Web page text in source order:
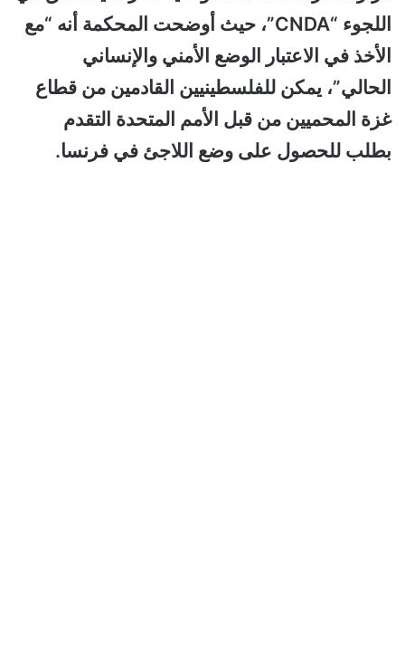
اللجوء “CNDA”، حيث أوضحت المحكمة أنه “مع
الأخذ في الاعتبار الوضع الأمني ​​والإنساني
الحالي”، يمكن للفلسطينيين القادمين من قطاع
غزة المحميين من قبل الأمم المتحدة التقدم
بطلب للحصول على وضع اللاجئ في فرنسا.